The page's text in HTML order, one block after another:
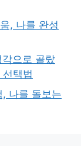
, 나를 완성
각으로 골랐
택법
나를 돌보는